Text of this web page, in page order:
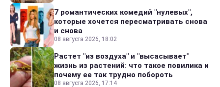
7 романтических комедий "нулевых",
которые хочется пересматривать снова
и снова
08 августа 2026, 18:02
Растет "из воздуха" и "высасывает"
жизнь из растений: что такое повилика и
почему ее так трудно побороть
08 августа 2026, 17:14